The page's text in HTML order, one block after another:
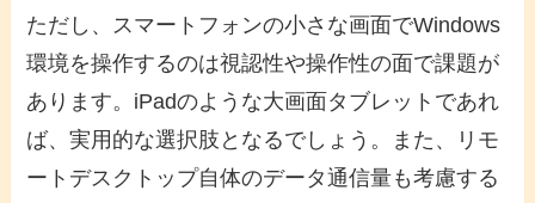
ただし、スマートフォンの小さな画面でWindows
環境を操作するのは視認性や操作性の面で課題が
あります。iPadのような大画面タブレットであれ
ば、実用的な選択肢となるでしょう。また、リモ
ートデスクトップ自体のデータ通信量も考慮する